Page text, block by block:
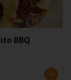
BBQ